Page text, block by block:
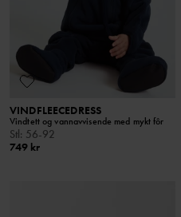
VINDFLEECEDRESS
Vindtett og vannavvisende med mykt fôr
Stl : 56-92
749 kr